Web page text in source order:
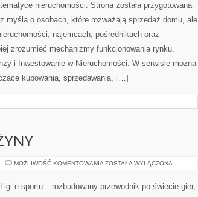
tematyce nieruchomości. Strona została przygotowana
z myślą o osobach, które rozważają sprzedaż domu, ale
najemcach, pośrednikach oraz
zrozumieć mechanizmy funkcjonowania rynku.
i Inwestowanie w Nieruchomości. W serwisie można
kupowania, sprzedawania, […]
MOŻLIWOŚĆ KOMENTOWANIA ZAWODNICY
ZOSTAŁA WYŁĄCZONA
Ligi e-sportu – rozbudowany przewodnik po świecie gier,